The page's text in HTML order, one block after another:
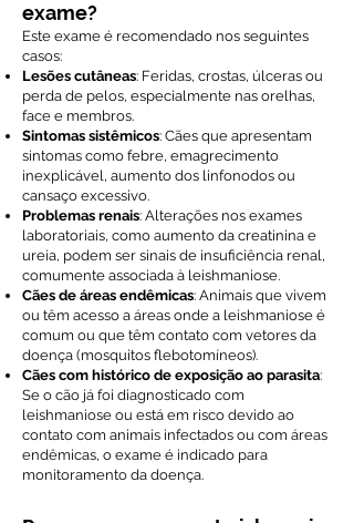
exame?
Este exame é recomendado nos seguintes
casos:
Lesões cutâneas: Feridas, crostas, úlceras ou
perda de pelos, especialmente nas orelhas,
face e membros.
Sintomas sistêmicos: Cães que apresentam
sintomas como febre, emagrecimento
inexplicável, aumento dos linfonodos ou
cansaço excessivo.
Problemas renais: Alterações nos exames
laboratoriais, como aumento da creatinina e
ureia, podem ser sinais de insuficiência renal,
comumente associada à leishmaniose.
Cães de áreas endêmicas: Animais que vivem
ou têm acesso a áreas onde a leishmaniose é
comum ou que têm contato com vetores da
doença (mosquitos flebotomíneos).
Cães com histórico de exposição ao parasita:
Se o cão já foi diagnosticado com
leishmaniose ou está em risco devido ao
contato com animais infectados ou com áreas
endêmicas, o exame é indicado para
monitoramento da doença.